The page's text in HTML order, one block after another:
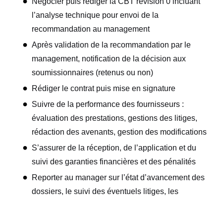
l’analyse technique pour envoi de la
recommandation au management
Après validation de la recommandation par le
management, notification de la décision aux
soumissionnaires (retenus ou non)
Rédiger le contrat puis mise en signature
Suivre de la performance des fournisseurs :
évaluation des prestations, gestions des litiges,
rédaction des avenants, gestion des modifications
S’assurer de la réception, de l’application et du
suivi des garanties financières et des pénalités
Reporter au manager sur l’état d’avancement des
dossiers, le suivi des éventuels litiges, les